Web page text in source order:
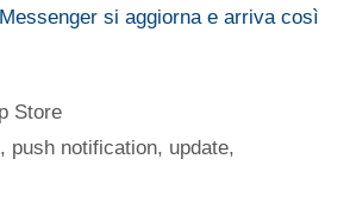
si aggiorna e arriva così
Store
, push notification, update,